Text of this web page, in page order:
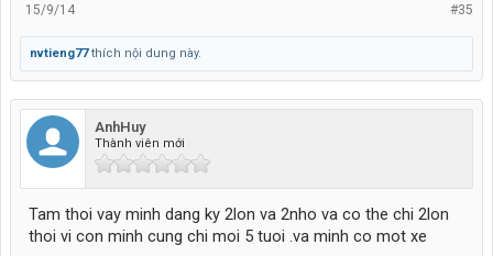
#35
15/9/14
nvtieng77thích nội dung này.
AnhHuy
Thành viên mới
Tam thoi vay minh dang ky 2lon va 2nho va co the chi 2lon
thoi vi con minh cung chi moi 5 tuoi .va minh co mot xe